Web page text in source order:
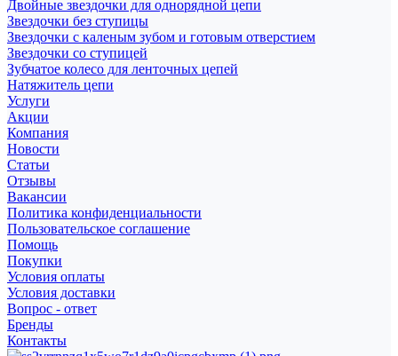
Двойные звездочки для однорядной цепи
Звездочки без ступицы
Звездочки с каленым зубом и готовым отверстием
Звездочки со ступицей
Зубчатое колесо для ленточных цепей
Натяжитель цепи
Услуги
Акции
Компания
Новости
Статьи
Отзывы
Вакансии
Политика конфиденциальности
Пользовательское соглашение
Помощь
Покупки
Условия оплаты
Условия доставки
Вопрос - ответ
Бренды
Контакты